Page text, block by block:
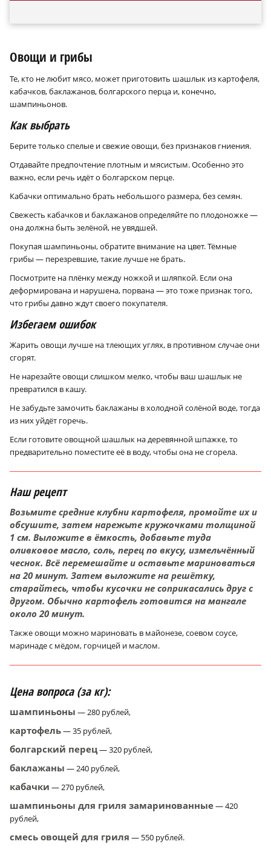
Овощи и грибы
Те, кто не любит мясо, может приготовить шашлык из картофеля,
кабачков, баклажанов, болгарского перца и, конечно,
шампиньонов.
Как выбрать
Берите только спелые и свежие овощи, без признаков гниения.
Отдавайте предпочтение плотным и мясистым. Особенно это
важно, если речь идёт о болгарском перце.
Кабачки оптимально брать небольшого размера, без семян.
Свежесть кабачков и баклажанов определяйте по плодоножке —
она должна быть зелёной, не увядшей.
Покупая шампиньоны, обратите внимание на цвет. Тёмные
грибы — перезревшие, такие лучше не брать.
Посмотрите на плёнку между ножкой и шляпкой. Если она
деформирована и нарушена, порвана — это тоже признак того,
что грибы давно ждут своего покупателя.
Избегаем ошибок
Жарить овощи лучше на тлеющих углях, в противном случае они
сгорят.
Не нарезайте овощи слишком мелко, чтобы ваш шашлык не
превратился в кашу.
Не забудьте замочить баклажаны в холодной солёной воде, тогда
из них уйдёт горечь.
Если готовите овощной шашлык на деревянной шпажке, то
предварительно поместите её в воду, чтобы она не сгорела.
Наш рецепт
Возьмите средние клубни картофеля, промойте их и
обсушите, затем нарежьте кружочками толщиной
1 см. Выложите в ёмкость, добавьте туда
оливковое масло, соль, перец по вкусу, измельчённый
чеснок. Всё перемешайте и оставьте мариноваться
на 20 минут. Затем выложите на решётку,
старайтесь, чтобы кусочки не соприкасались друг с
другом. Обычно картофель готовится на мангале
около 20 минут.
Также овощи можно мариновать в майонезе, соевом соусе,
маринаде с мёдом, горчицей и маслом.
Цена вопроса (за кг):
шампиньоны — 280 рублей,
картофель— 35 рублей,
болгарский перец— 320 рублей,
баклажаны — 240 рублей,
кабачки — 270 рублей,
шампиньоны для гриля замаринованные— 420
рублей,
смесь овощей для гриля — 550 рублей.